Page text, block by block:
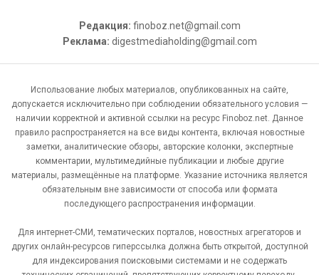
Редакция: finoboz.net@gmail.com
Реклама: digestmediaholding@gmail.com
Использование любых материалов, опубликованных на сайте,
допускается исключительно при соблюдении обязательного условия —
наличии корректной и активной ссылки на ресурс Finoboz.net. Данное
правило распространяется на все виды контента, включая новостные
заметки, аналитические обзоры, авторские колонки, экспертные
комментарии, мультимедийные публикации и любые другие
материалы, размещённые на платформе. Указание источника является
обязательным вне зависимости от способа или формата
последующего распространения информации.
Для интернет-СМИ, тематических порталов, новостных агрегаторов и
других онлайн-ресурсов гиперссылка должна быть открытой, доступной
для индексирования поисковыми системами и не содержать